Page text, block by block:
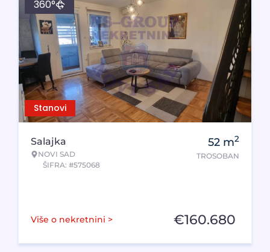
Stanovi
360°
Salajka
NOVI SAD
ŠIFRA: #575068
52 m2
TROSOBAN
Više o nekretnini > €160.680